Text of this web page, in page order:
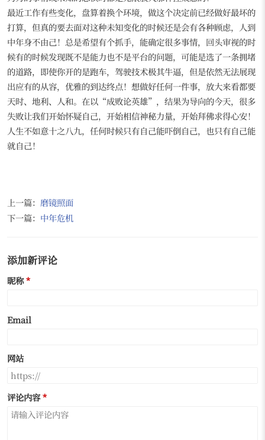
最近工作有些变化，盘算着换个环境，做这个决定前已经做好最坏的
打算，但真的要去面对这种未知变化的时候还是会有各种顾虑，人到
中年身不由己！总是希望有个抓手，能确定很多事情，回头审视的时
候有的时候发现既不是能力也不是平台的问题，可能是选了一条拥堵
的道路，即使你开的是跑车，驾驶技术极其牛逼，但是依然无法展现
出应有的从容，优雅的到达终点！想做好任何一件事，放大来看都要
天时、地利、人和。在以“成败论英雄”，结果为导向的今天，很多
失败让我们开始怀疑自己，开始相信神秘力量，开始拜佛求得心安！
人生不如意十之八九，任何时候只有自己能吓倒自己，也只有自己能
就自己！
上一篇： 磨镜照面
下一篇： 中年危机
添加新评论
昵称
Email
网站
评论内容